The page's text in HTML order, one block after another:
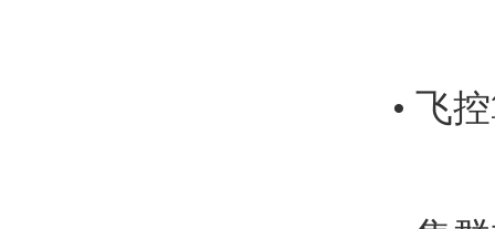
• 飞